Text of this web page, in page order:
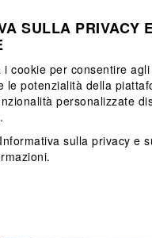
SULLA PRIVACY
i cookie per consentire
le potenzialità della
personalizzate
Informativa sulla privacy e